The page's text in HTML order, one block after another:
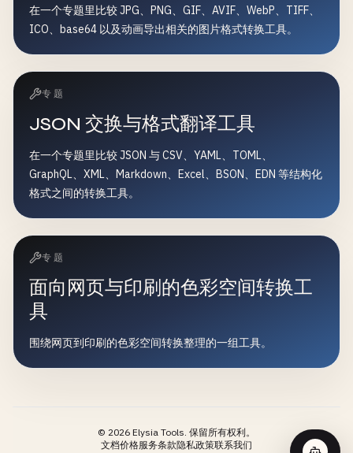
在一个专题里比较 JPG、PNG、GIF、AVIF、WebP、TIFF、
ICO、base64 以及动画导出相关的图片格式转换工具。
专题
JSON 交换与格式翻译工具
在一个专题里比较 JSON 与 CSV、YAML、TOML、
GraphQL、XML、Markdown、Excel、BSON、EDN 等结构化
格式之间的转换工具。
专题
面向网页与印刷的色彩空间转换工
具
围绕网页到印刷的色彩空间转换整理的一组工具。
© 2026 Elysia Tools. 保留所有权利。
文档价格服务条款隐私政策联系我们